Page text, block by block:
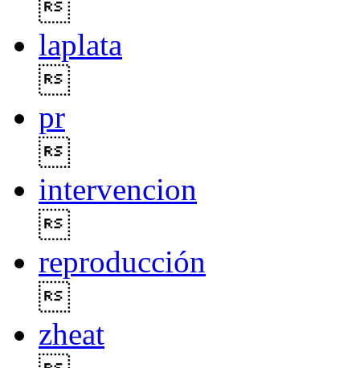
laplata
pr
intervencion
reproducción
zheat